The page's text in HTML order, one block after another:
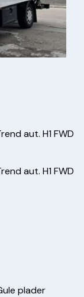
aut. H1 FWD
aut. H1 FWD
plader